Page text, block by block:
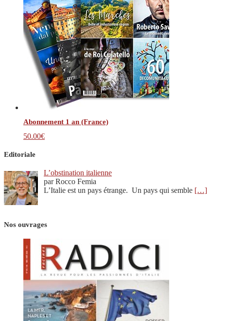
Abonnement 1 an (France)
50.00€
Editoriale
L’obstination italienne
par Rocco Femia
L’Italie est un pays étrange. Un pays qui semble […]
Nos ouvrages